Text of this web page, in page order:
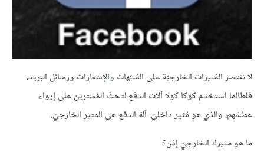
لا تقتصر المُثيرات الخارجيّة على المُنبّهات والإشعارات ورسائل البريد،
فلطالما استخدم كوكا كولا آلات الدفع لتحثّ المُشترين على إرواء
عطشهم، والذي هو مُثير داخليّ. آلة الدفع هي المثير الخارجيّ.
ما هو مثيرك الخارجيّ إذن؟